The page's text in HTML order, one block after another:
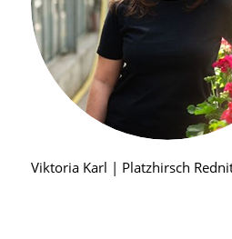
Viktoria Karl | Platzhirsch